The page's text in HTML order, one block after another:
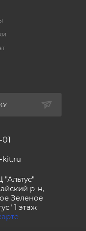
01
kit.ru
"Альтус"
р-н,
Зеленое
1 этаж